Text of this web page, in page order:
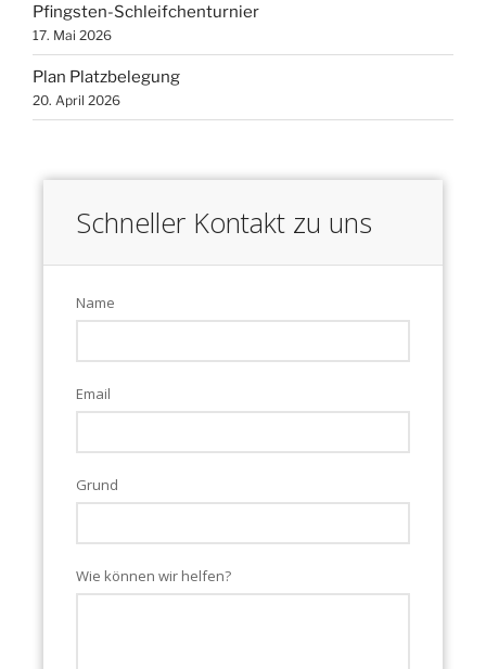
Pfingsten-Schleifchenturnier
17. Mai 2026
Plan Platzbelegung
20. April 2026
Schneller Kontakt zu uns
Name
Email
Grund
Wie können wir helfen?